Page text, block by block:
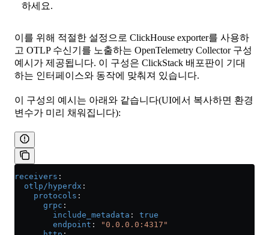
하세요.
이를 위해 적절한 설정으로 ClickHouse exporter를 사용하
고 OTLP 수신기를 노출하는 OpenTelemetry Collector 구성
예시가 제공됩니다. 이 구성은 ClickStack 배포판이 기대
하는 인터페이스와 동작에 맞춰져 있습니다.
이 구성의 예시는 아래와 같습니다(UI에서 복사하면 환경
변수가 미리 채워집니다):
receivers :
  otlp/hyperdx
:
    protocols
:
      grpc
:
        include_metadata
: true
        endpoint
:
"0.0.0.0:4317"